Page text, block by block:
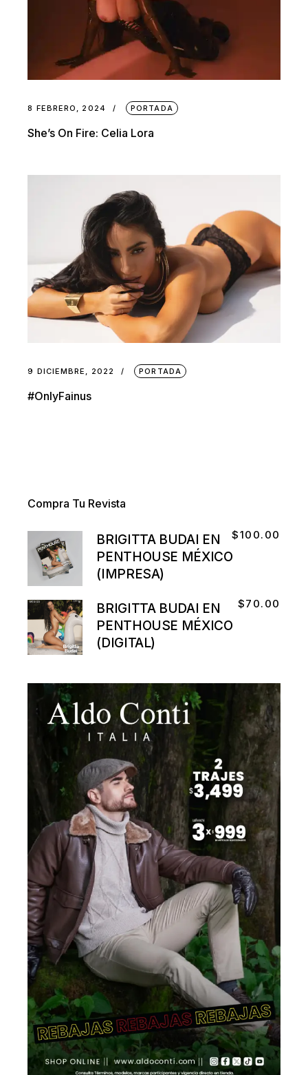
8 FEBRERO, 2024 PORTADA
She’s On Fire: Celia Lora
9 DICIEMBRE, 2022 PORTADA
#OnlyFainus
Compra Tu Revista
BRIGITTA BUDAI EN
PENTHOUSE MÉXICO
(IMPRESA)
$100.00
BRIGITTA BUDAI EN
PENTHOUSE MÉXICO
(DIGITAL)
$70.00